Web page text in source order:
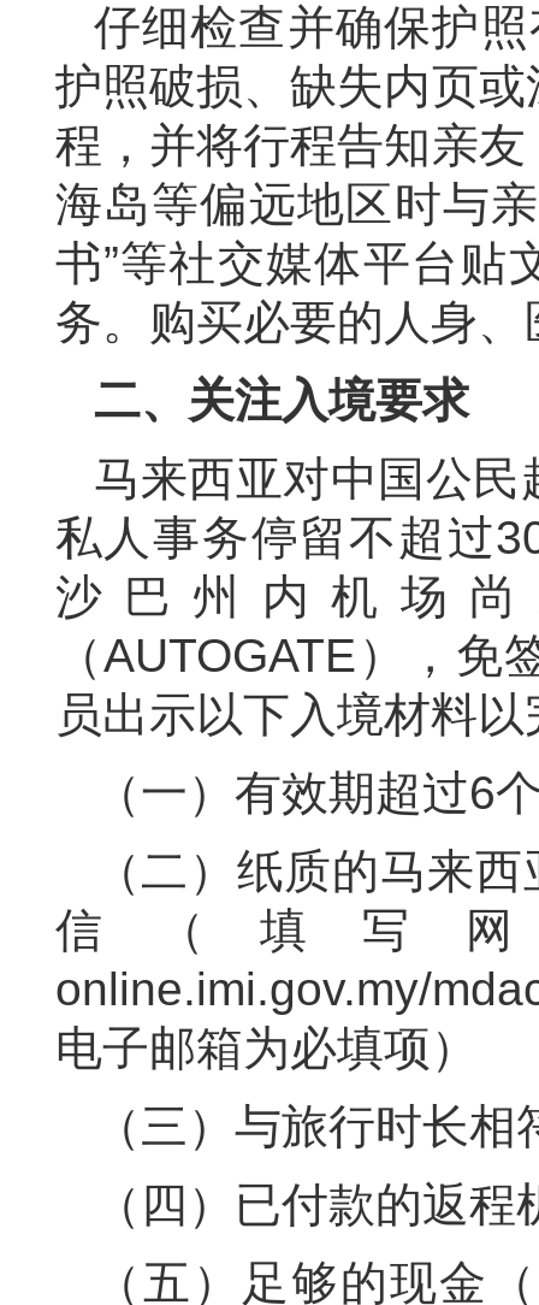
仔细检查并确保护
护照破损、缺失内页
程，并将行程告知亲
海岛等偏远地区时与
书”等社交媒体平台贴
务。购买必要的人身
二、关注入境要求
马来西亚对中国公
私人事务停留不超过
沙巴州内机场
（AUTOGATE），
员出示以下入境材料
（一）有效期超过6
（二）纸质的马来
信（填写网址
online.imi.gov.my/
电子邮箱为必填项）
（三）与旅行时长
（四）已付款的返程
（五）足够的现金